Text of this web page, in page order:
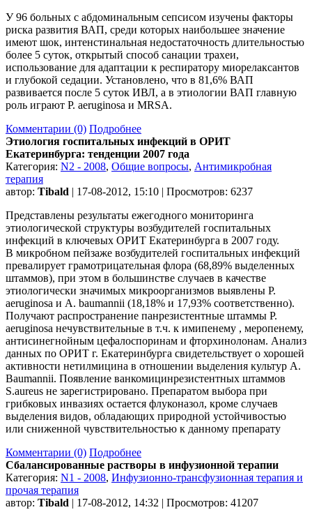
У 96 больных с абдоминальным сепсисом изучены факторы
риска развития ВАП, среди которых наибольшее значение
имеют шок, интенстинальная недостаточность длительностью
более 5 суток, открытый способ санации трахеи,
использование для адаптации к респиратору миорелаксантов
и глубокой седации. Установлено, что в 81,6% ВАП
развивается после 5 суток ИВЛ, а в этиологии ВАП главную
роль играют P. aeruginosa и MRSA.
Комментарии (0) Подробнее
Этиология госпитальных инфекций в ОРИТ
Екатеринбурга: тенденции 2007 года
Категория: N2 - 2008, Общие вопросы, Антимикробная
терапия
автор: Tibald | 17-08-2012, 15:10 | Просмотров: 6237
Представлены результаты ежегодного мониторинга
этиологической структуры возбудителей госпитальных
инфекций в ключевых ОРИТ Екатеринбурга в 2007 году.
В микробном пейзаже возбудителей госпитальных инфекций
превалирует грамотрицательная флора (68,89% выделенных
штаммов), при этом в большинстве случаев в качестве
этиологически значимых микроорганизмов выявлены P.
aeruginosa и A. baumannii (18,18% и 17,93% соответственно).
Получают распространение панрезистентные штаммы P.
aeruginosa нечувствительные в т.ч. к имипенему , меропенему,
антисинегнойным цефалоспоринам и фторхинолонам. Анализ
данных по ОРИТ г. Екатеринбурга свидетельствует о хорошей
активности нетилмицина в отношении выделения культур A.
Baumannii. Появление ванкомицинрезистентных штаммов
S.aureus не зарегистрировано. Препаратом выбора при
грибковых инвазиях остается флуконазол, кроме случаев
выделения видов, обладающих природной устойчивостью
или сниженной чувствительностью к данному препарату
Комментарии (0) Подробнее
Сбалансированные растворы в инфузионной терапии
Категория: N1 - 2008, Инфузионно-трансфузионная терапия и
прочая терапия
автор: Tibald | 17-08-2012, 14:32 | Просмотров: 41207